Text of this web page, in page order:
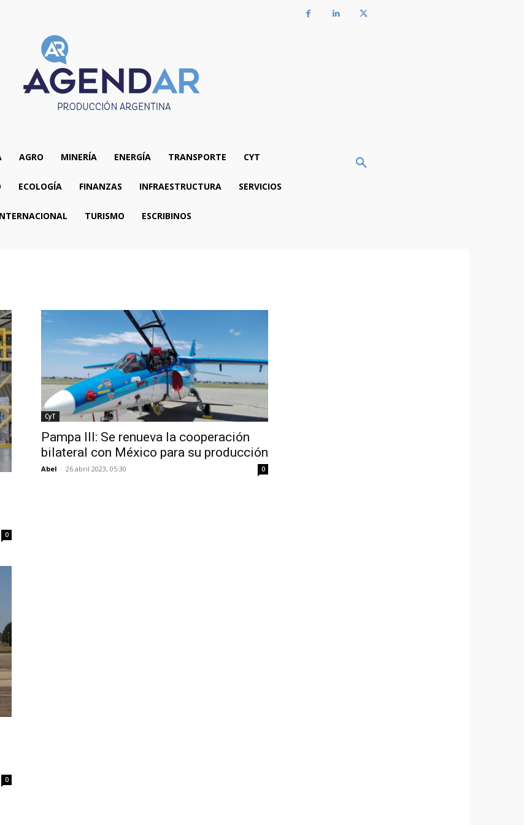
AGRO MINERÍA ENERGÍA TRANSPORTE CYT
ECOLOGÍA FINANZAS INFRAESTRUCTURA SERVICIOS
TURISMO ESCRIBINOS
0
CyT
Pampa III: Se renueva la cooperación
bilateral con México para su producción
Abel - 26 abril 2023, 05:30 0
0